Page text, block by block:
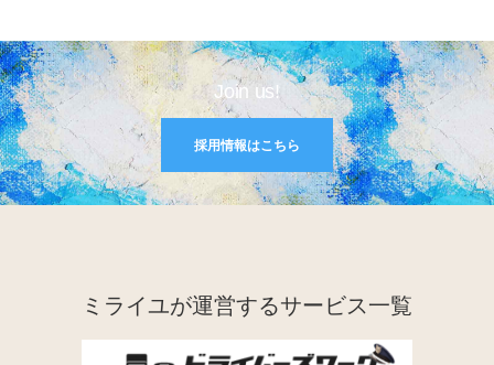
Join us!
採用情報はこちら
ミライユが運営するサービス一覧